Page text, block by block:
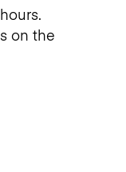
on the